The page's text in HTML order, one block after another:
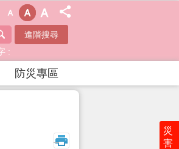
災
害
進階搜尋
防災專區
_